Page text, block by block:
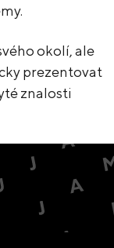
okolí, ale
prezentovat
znalosti